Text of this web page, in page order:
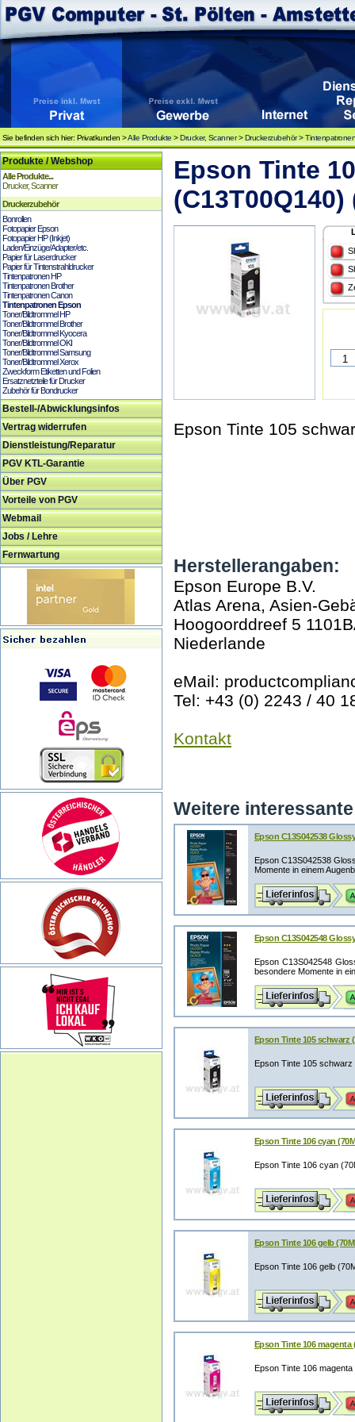
Sie befinden sich hier: Privatkunden >Alle Produkte >Drucker, Scanner>Druckerzubehör>
Produkte / Webshop
Alle Produkte...
Drucker, Scanner
Druckerzubehör
Bonrollen
Fotopapier Epson
Fotopapier HP (Inkjet)
Laden/Einzüge/Adapter/etc.
Papier für Laserdrucker
Papier für Tintenstrahldrucker
Tintenpatronen HP
Tintenpatronen Brother
Tintenpatronen Canon
Tintenpatronen Epson
Toner/Bildtrommel HP
Toner/Bildtrommel Brother
Toner/Bildtrommel Kyocera
Toner/Bildtrommel OKI
Toner/Bildtrommel Samsung
Toner/Bildtrommel Xerox
Zweckform Etiketten und Folien
Ersatznetzteile für Drucker
Zubehör für Bondrucker
Bestell-/Abwicklungsinfos
Vertrag widerrufen
Dienstleistung/Reparatur
PGV KTL-Garantie
Über PGV
Vorteile von PGV
Webmail
Jobs / Lehre
Fernwartung
Epson Tinte
(C13T00Q140)
Epson Tinte 105
Herstellerangaben:
Epson Europe B.V.
Atlas Arena, Asien-
Hoogoorddreef 5
Niederlande
eMail:
Tel: +43 (0) 2243 / 40
Kontakt
Weitere
Epson C13S042538
Epson C13S042538
Momente in einem
Epson C13S042548
Epson C13S042548
besondere Momente in
Epson Tinte 105 schwarz
Epson Tinte 105
Epson Tinte 106 cyan
Epson Tinte 106 cyan
Epson Tinte 106 gelb
Epson Tinte 106 gelb
Epson Tinte 106 magenta
Epson Tinte 106